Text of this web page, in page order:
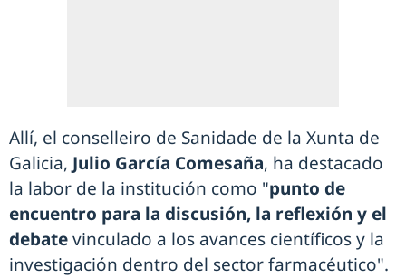
Allí, el conselleiro de Sanidade de la Xunta de
Galicia, Julio García Comesaña, ha destacado
la labor de la institución como "punto de
encuentro para la discusión, la reflexión y el
debatevinculado a los avances científicos y la
investigación dentro del sector farmacéutico".